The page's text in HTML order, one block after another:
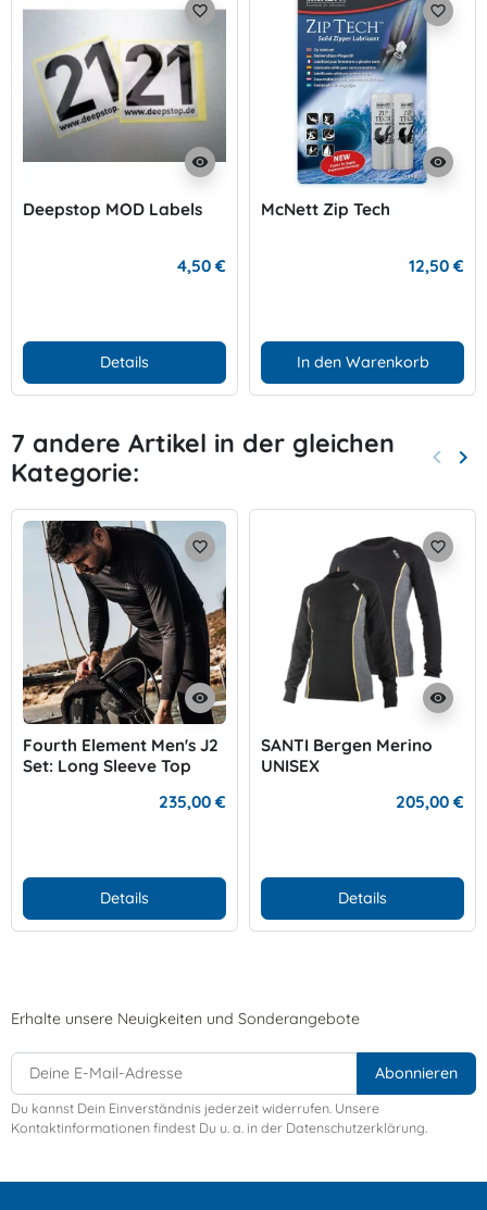
visibility
favorite_border
Deepstop MOD Labels
4,50 €
Details
visibility
favorite_border
McNett Zip Tech
12,50 €
In den Warenkorb
7 andere Artikel in der gleichen
Kategorie:
Zurück
keyboard_arrow_left keyboard_arrow_right
visibility
favorite_border
Fourth Element Men's J2
Set: Long Sleeve Top
235,00 €
Details
visibility
favorite_border
SANTI Bergen Merino
UNISEX
205,00 €
Details
Erhalte unsere Neuigkeiten und Sonderangebote
Du kannst Dein Einverständnis jederzeit widerrufen. Unsere
Kontaktinformationen findest Du u. a. in der Datenschutzerklärung.